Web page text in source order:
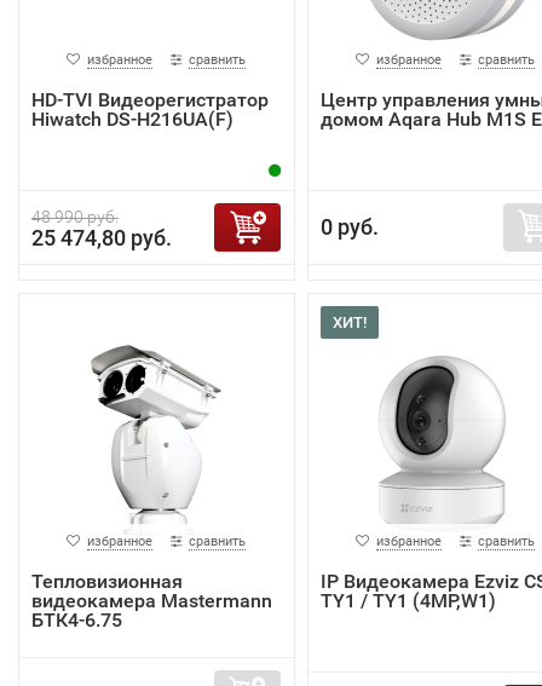
избранное сравнить
HD-TVI Видеорегистратор
Hiwatch DS-H216UA(F)
48 990 руб.
25 474,80 руб.
избранное сравнить
Центр управления
домом Aqara Hub M1S
0 руб.
избранное сравнить
Тепловизионная
видеокамера Mastermann
БТК4-6.75
ХИТ!
избранное сравнить
IP Видеокамера Ezviz
TY1 / TY1 (4MP,W1)